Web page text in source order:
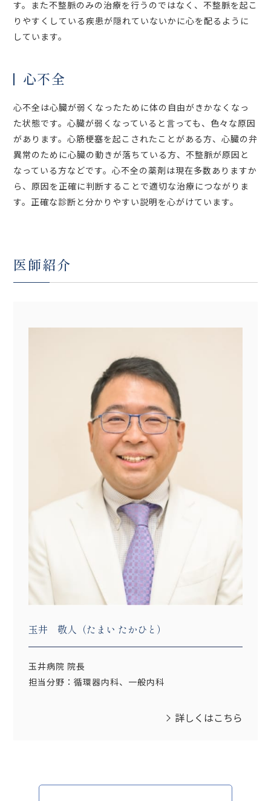
す。また不整脈のみの治療を行うのではなく、不整脈を起こ
りやすくしている疾患が隠れていないかに心を配るように
しています。
心不全
心不全は心臓が弱くなったために体の自由がきかなくなっ
た状態です。心臓が弱くなっていると言っても、色々な原因
があります。心筋梗塞を起こされたことがある方、心臓の弁
異常のために心臓の動きが落ちている方、不整脈が原因と
なっている方などです。心不全の薬剤は現在多数ありますか
ら、原因を正確に判断することで適切な治療につながりま
す。正確な診断と分かりやすい説明を心がけています。
医師紹介
玉井 敬人（たまい たかひと）
玉井病院 院長
担当分野：循環器内科、一般内科
詳しくはこちら